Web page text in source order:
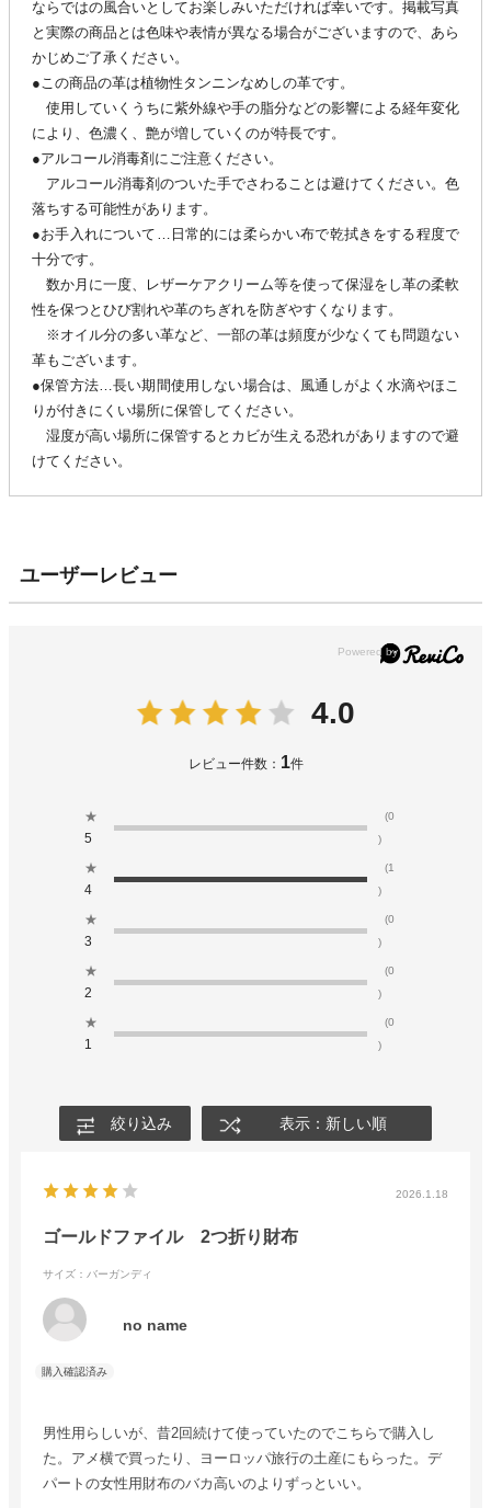
ならではの風合いとしてお楽しみいただければ幸いです。掲載写真
と実際の商品とは色味や表情が異なる場合がございますので、あら
かじめご了承ください。
●この商品の革は植物性タンニンなめしの革です。
使用していくうちに紫外線や手の脂分などの影響による経年変化
により、色濃く、艶が増していくのが特長です。
●アルコール消毒剤にご注意ください。
アルコール消毒剤のついた手でさわることは避けてください。色
落ちする可能性があります。
●お手入れについて…日常的には柔らかい布で乾拭きをする程度で
十分です。
数か月に一度、レザーケアクリーム等を使って保湿をし革の柔軟
性を保つとひび割れや革のちぎれを防ぎやすくなります。
※オイル分の多い革など、一部の革は頻度が少なくても問題ない
革もございます。
●保管方法…長い期間使用しない場合は、風通しがよく水滴やほこ
りが付きにくい場所に保管してください。
湿度が高い場所に保管するとカビが生える恐れがありますので避
けてください。
ユーザーレビュー
4.0
レビュー件数： 1件
★
5
(0
)
★
4
(1
)
★
3
(0
)
★
2
(0
)
★
1
(0
)
絞り込み 表示：新しい順
2026.1.18
ゴールドファイル 2つ折り財布
サイズ：バーガンディ
no name
男性用らしいが、昔2回続けて使っていたのでこちらで購入し
た。アメ横で買ったり、ヨーロッパ旅行の土産にもらった。デ
パートの女性用財布のバカ高いのよりずっといい。